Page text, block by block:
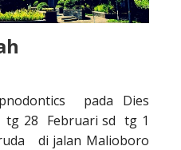
pada Dies
tg 28 Februari sd tg 1
di jalan Malioboro